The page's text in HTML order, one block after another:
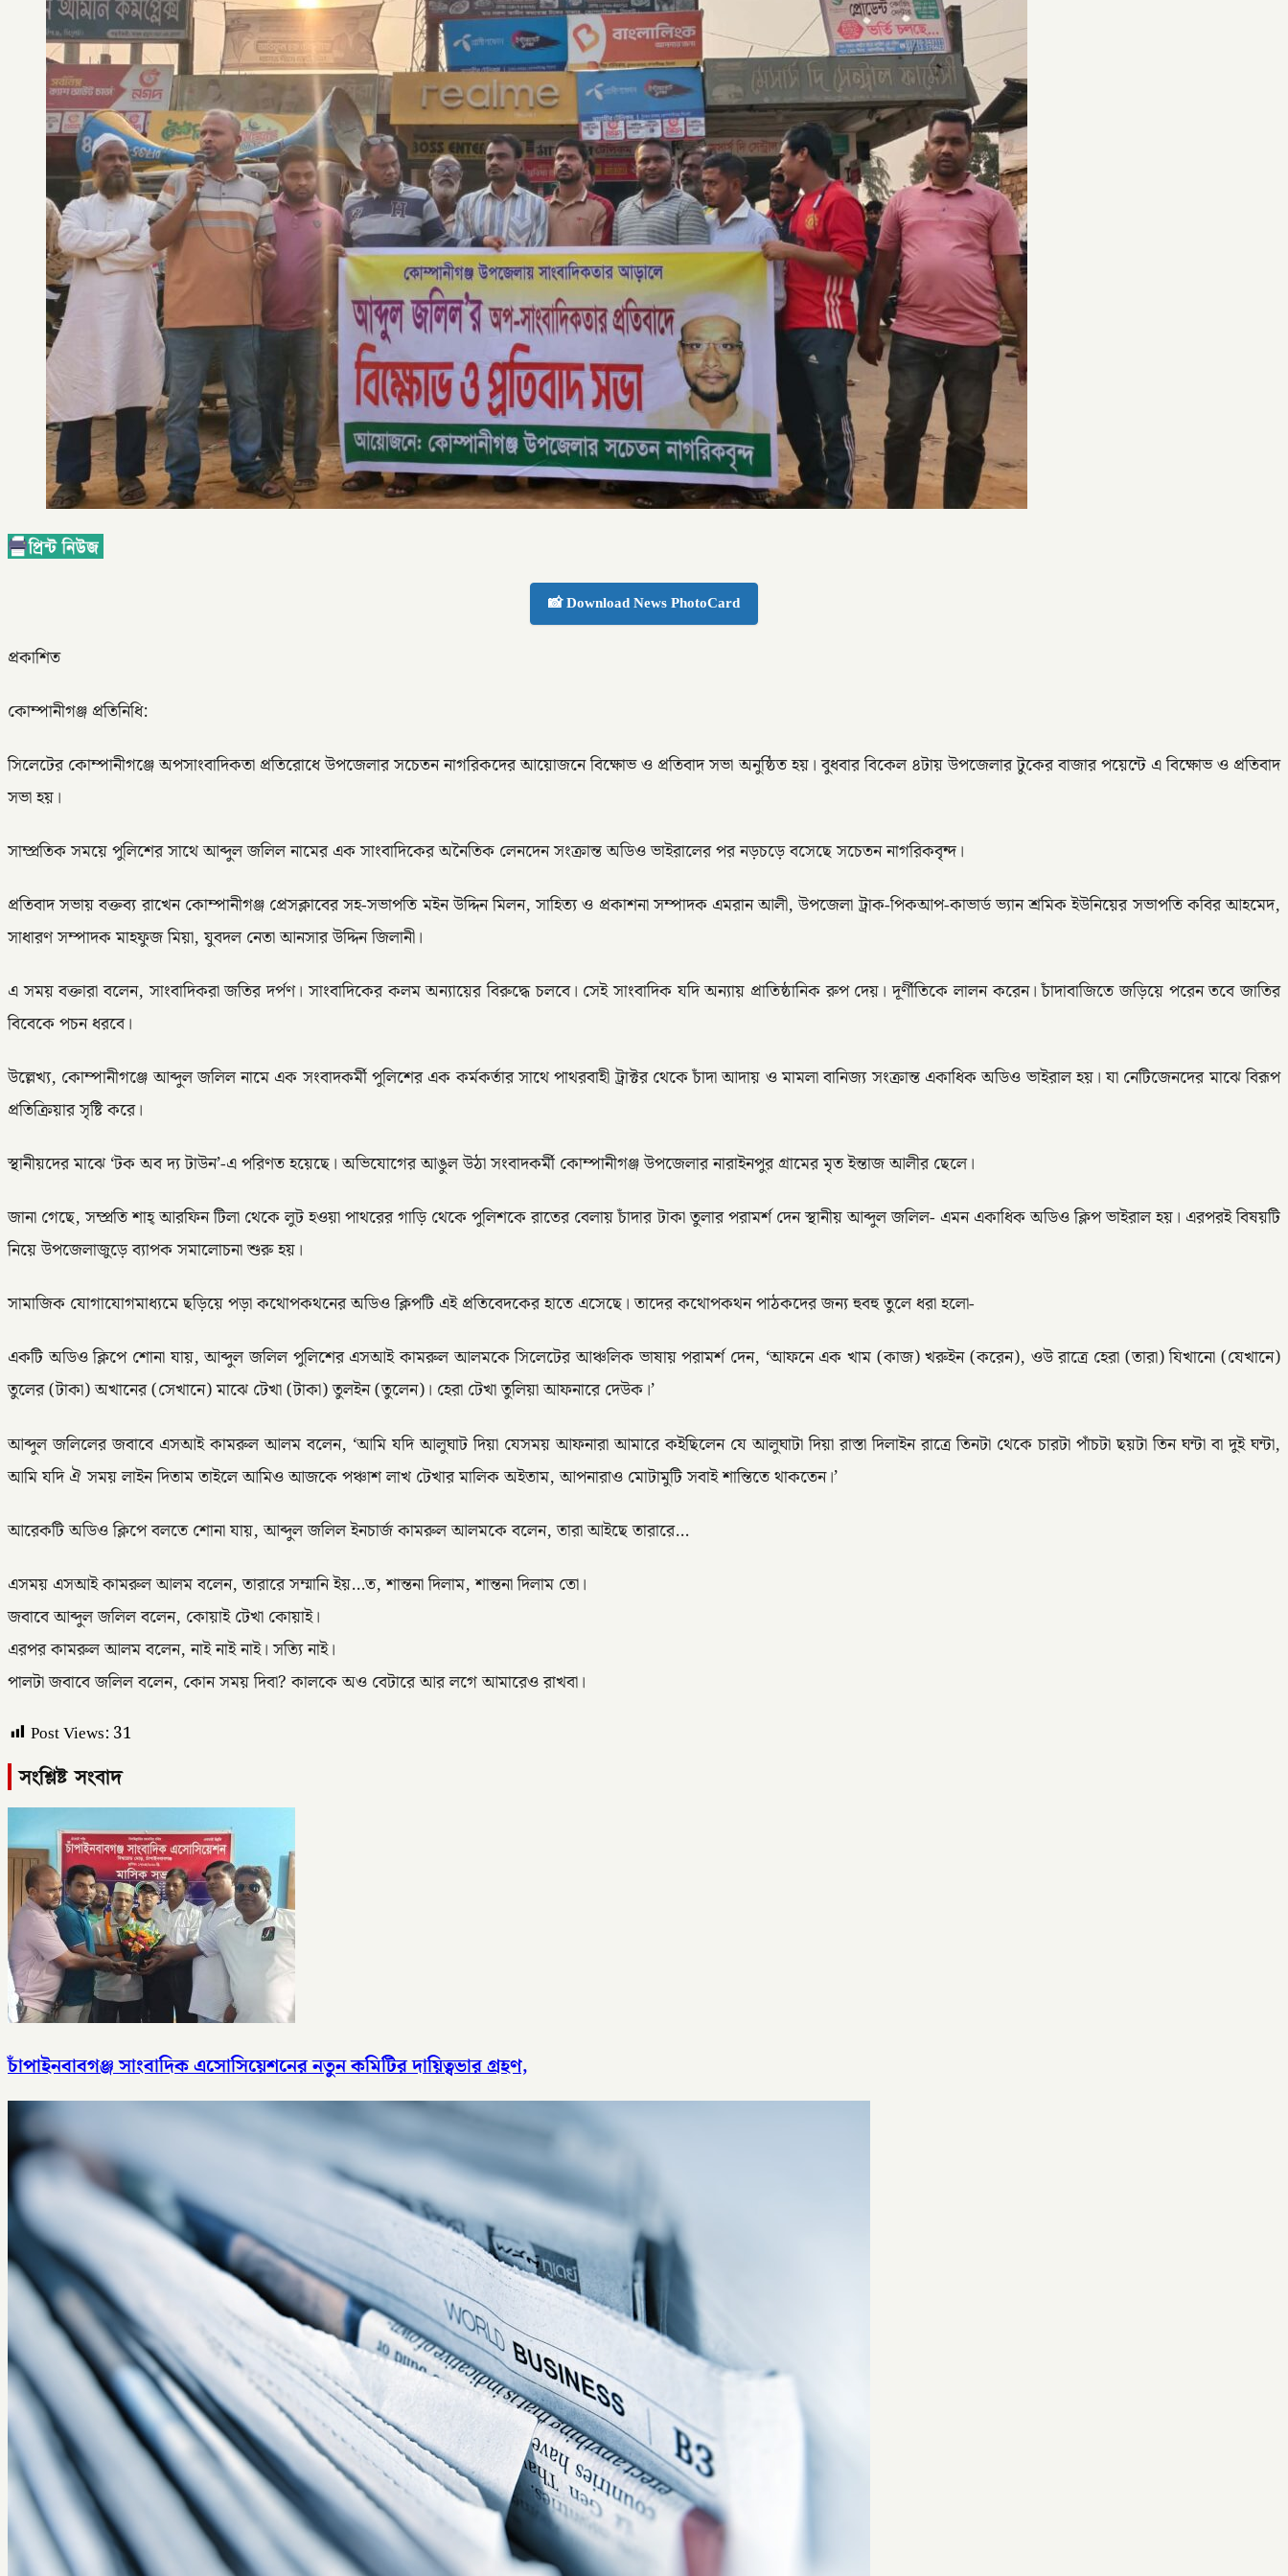
📸 Download News PhotoCard
প্রকাশিত
কোম্পানীগঞ্জ প্রতিনিধি:
সিলেটের কোম্পানীগঞ্জে অপসাংবাদিকতা প্রতিরোধে উপজেলার সচেতন নাগরিকদের আয়োজনে বিক্ষোভ ও প্রতিবাদ সভা অনুষ্ঠিত হয়। বুধবার বিকেল ৪টায় উপজেলার টুকের বাজার পয়েন্টে এ বিক্ষোভ ও প্রতিবাদ
সভা হয়।
সাম্প্রতিক সময়ে পুলিশের সাথে আব্দুল জলিল নামের এক সাংবাদিকের অনৈতিক লেনদেন সংক্রান্ত অডিও ভাইরালের পর নড়চড়ে বসেছে সচেতন নাগরিকবৃন্দ।
প্রতিবাদ সভায় বক্তব্য রাখেন কোম্পানীগঞ্জ প্রেসক্লাবের সহ-সভাপতি মইন উদ্দিন মিলন, সাহিত্য ও প্রকাশনা সম্পাদক এমরান আলী, উপজেলা ট্রাক-পিকআপ-কাভার্ড ভ্যান শ্রমিক ইউনিয়ের সভাপতি কবির আহমেদ,
সাধারণ সম্পাদক মাহফুজ মিয়া, যুবদল নেতা আনসার উদ্দিন জিলানী।
এ সময় বক্তারা বলেন, সাংবাদিকরা জতির দর্পণ। সাংবাদিকের কলম অন্যায়ের বিরুদ্ধে চলবে। সেই সাংবাদিক যদি অন্যায় প্রাতিষ্ঠানিক রুপ দেয়। দূর্ণীতিকে লালন করেন। চাঁদাবাজিতে জড়িয়ে পরেন তবে জাতির
বিবেকে পচন ধরবে।
উল্লেখ্য, কোম্পানীগঞ্জে আব্দুল জলিল নামে এক সংবাদকর্মী পুলিশের এক কর্মকর্তার সাথে পাথরবাহী ট্রাক্টর থেকে চাঁদা আদায় ও মামলা বানিজ্য সংক্রান্ত একাধিক অডিও ভাইরাল হয়। যা নেটিজেনদের মাঝে বিরূপ
প্রতিক্রিয়ার সৃষ্টি করে।
স্থানীয়দের মাঝে ‘টক অব দ্য টাউন’-এ পরিণত হয়েছে। অভিযোগের আঙুল উঠা সংবাদকর্মী কোম্পানীগঞ্জ উপজেলার নারাইনপুর গ্রামের মৃত ইন্তাজ আলীর ছেলে।
জানা গেছে, সম্প্রতি শাহ্ আরফিন টিলা থেকে লুট হওয়া পাথরের গাড়ি থেকে পুলিশকে রাতের বেলায় চাঁদার টাকা তুলার পরামর্শ দেন স্থানীয় আব্দুল জলিল- এমন একাধিক অডিও ক্লিপ ভাইরাল হয়। এরপরই বিষয়টি
নিয়ে উপজেলাজুড়ে ব্যাপক সমালোচনা শুরু হয়।
সামাজিক যোগাযোগমাধ্যমে ছড়িয়ে পড়া কথোপকথনের অডিও ক্লিপটি এই প্রতিবেদকের হাতে এসেছে। তাদের কথোপকথন পাঠকদের জন্য হুবহু তুলে ধরা হলো-
একটি অডিও ক্লিপে শোনা যায়, আব্দুল জলিল পুলিশের এসআই কামরুল আলমকে সিলেটের আঞ্চলিক ভাষায় পরামর্শ দেন, ‘আফনে এক খাম (কাজ) খরুইন (করেন), ওউ রাত্রে হেরা (তারা) যিখানো (যেখানে)
তুলের (টাকা) অখানের (সেখানে) মাঝে টেখা (টাকা) তুলইন (তুলেন)। হেরা টেখা তুলিয়া আফনারে দেউক।’
আব্দুল জলিলের জবাবে এসআই কামরুল আলম বলেন, ‘আমি যদি আলুঘাট দিয়া যেসময় আফনারা আমারে কইছিলেন যে আলুঘাটা দিয়া রাস্তা দিলাইন রাত্রে তিনটা থেকে চারটা পাঁচটা ছয়টা তিন ঘন্টা বা দুই ঘন্টা,
আমি যদি ঐ সময় লাইন দিতাম তাইলে আমিও আজকে পঞ্চাশ লাখ টেখার মালিক অইতাম, আপনারাও মোটামুটি সবাই শান্তিতে থাকতেন।’
আরেকটি অডিও ক্লিপে বলতে শোনা যায়, আব্দুল জলিল ইনচার্জ কামরুল আলমকে বলেন, তারা আইছে তারারে…
এসময় এসআই কামরুল আলম বলেন, তারারে সম্মানি ইয়…ত, শান্তনা দিলাম, শান্তনা দিলাম তো।
জবাবে আব্দুল জলিল বলেন, কোয়াই টেখা কোয়াই।
এরপর কামরুল আলম বলেন, নাই নাই নাই। সত্যি নাই।
পালটা জবাবে জলিল বলেন, কোন সময় দিবা? কালকে অও বেটারে আর লগে আমারেও রাখবা।
Post Views: 31
সংশ্লিষ্ট সংবাদ
চাঁপাইনবাবগঞ্জ সাংবাদিক এসোসিয়েশনের নতুন কমিটির দায়িত্বভার গ্রহণ,